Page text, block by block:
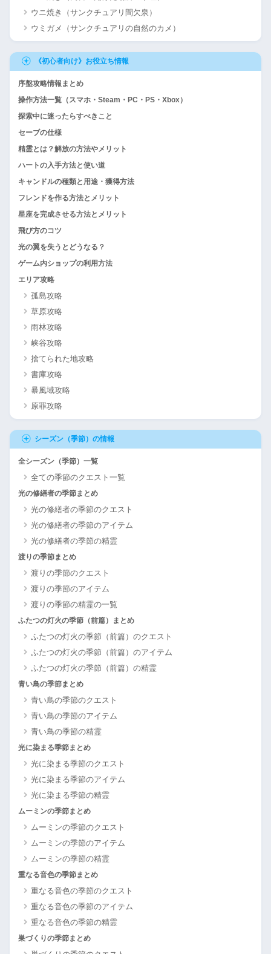
ウニ焼き（サンクチュアリ間欠泉）
ウミガメ（サンクチュアリの自然のカメ）
《初心者向け》お役立ち情報
序盤攻略情報まとめ
操作方法一覧（スマホ・Steam・PC・PS・Xbox）
探索中に迷ったらすべきこと
セーブの仕様
精霊とは？解放の方法やメリット
ハートの入手方法と使い道
キャンドルの種類と用途・獲得方法
フレンドを作る方法とメリット
星座を完成させる方法とメリット
飛び方のコツ
光の翼を失うとどうなる？
ゲーム内ショップの利用方法
エリア攻略
孤島攻略
草原攻略
雨林攻略
峡谷攻略
捨てられた地攻略
書庫攻略
暴風域攻略
原罪攻略
シーズン（季節）の情報
全シーズン（季節）一覧
全ての季節のクエスト一覧
光の修繕者の季節まとめ
光の修繕者の季節のクエスト
光の修繕者の季節のアイテム
光の修繕者の季節の精霊
渡りの季節まとめ
渡りの季節のクエスト
渡りの季節のアイテム
渡りの季節の精霊の一覧
ふたつの灯火の季節（前篇）まとめ
ふたつの灯火の季節（前篇）のクエスト
ふたつの灯火の季節（前篇）のアイテム
ふたつの灯火の季節（前篇）の精霊
青い鳥の季節まとめ
青い鳥の季節のクエスト
青い鳥の季節のアイテム
青い鳥の季節の精霊
光に染まる季節まとめ
光に染まる季節のクエスト
光に染まる季節のアイテム
光に染まる季節の精霊
ムーミンの季節まとめ
ムーミンの季節のクエスト
ムーミンの季節のアイテム
ムーミンの季節の精霊
重なる音色の季節まとめ
重なる音色の季節のクエスト
重なる音色の季節のアイテム
重なる音色の季節の精霊
巣づくりの季節まとめ